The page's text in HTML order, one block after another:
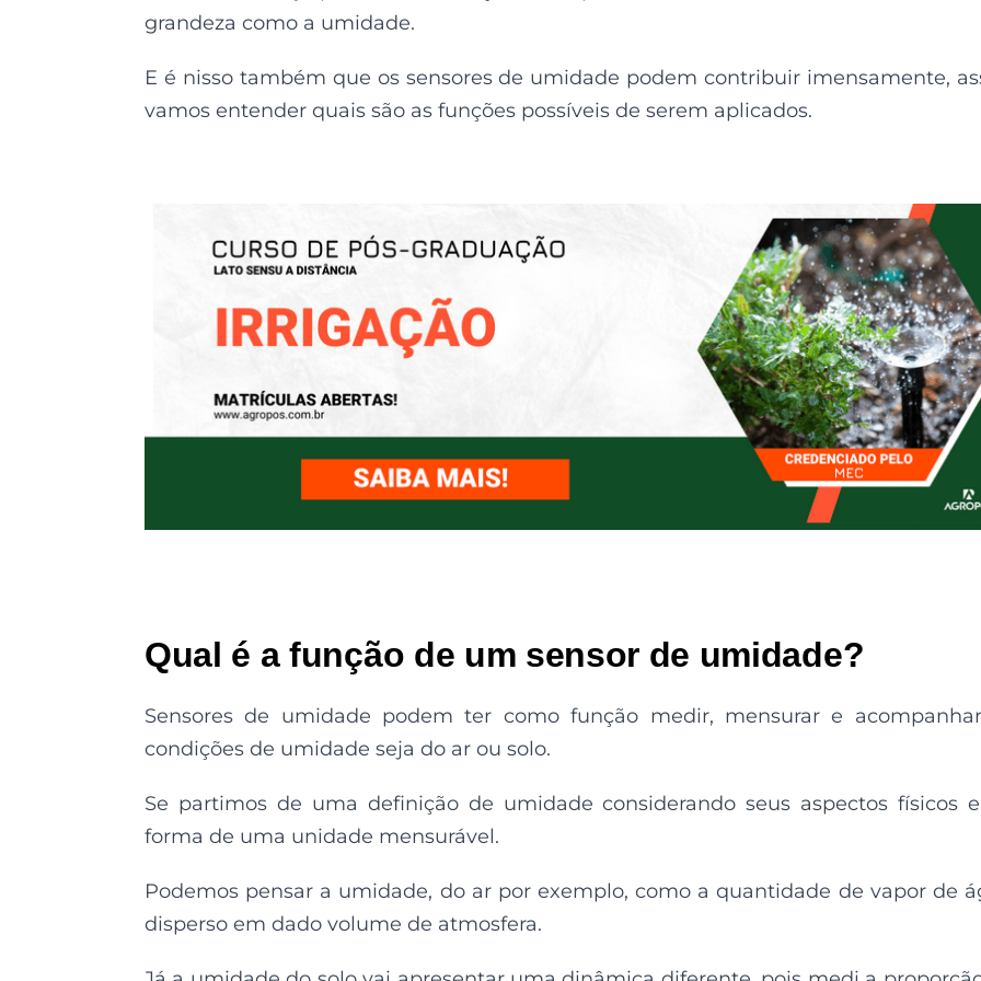
grandeza como a umidade.
E é nisso também que os sensores de umidade podem contribuir imensamente,
vamos entender quais são as funções possíveis de serem aplicados.
Qual é a função de um sensor de umidade?
Sensores de umidade podem ter como função medir, mensurar e
condições de umidade seja do ar ou solo.
Se partimos de uma definição de umidade considerando seus aspectos físicos
forma de uma unidade mensurável.
Podemos pensar a umidade, do ar por exemplo, como a quantidade de vapor de
disperso em dado volume de atmosfera.